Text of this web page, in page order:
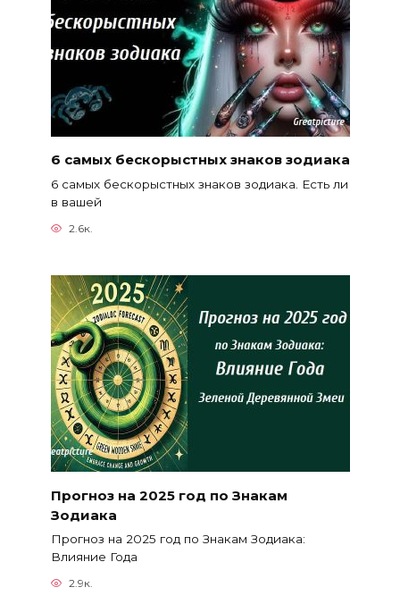
6 самых бескорыстных знаков зодиака
6 самых бескорыстных знаков зодиака. Есть ли
в вашей
2.6к.
Прогноз на 2025 год по Знакам
Зодиака
Прогноз на 2025 год по Знакам Зодиака:
Влияние Года
2.9к.